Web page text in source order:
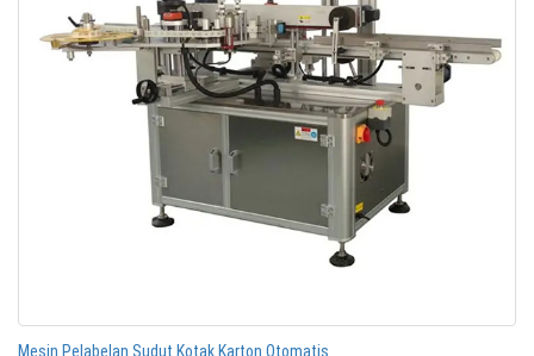
Mesin Pelabelan Sudut Kotak Karton Otomatis